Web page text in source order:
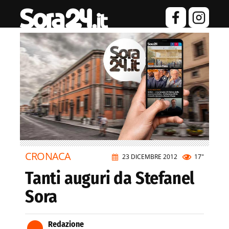
23 DICEMBRE 2012 17"
CRONACA
Tanti auguri da Stefanel
Sora
Redazione